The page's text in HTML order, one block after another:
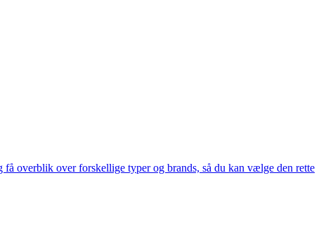
overblik over forskellige typer og brands, så du kan vælge den rette